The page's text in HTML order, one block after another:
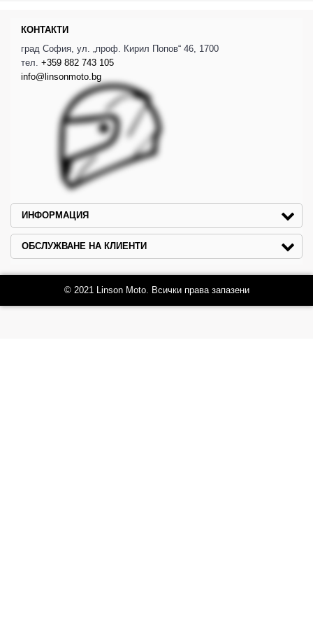
КОНТАКТИ
град София, ул. „проф. Кирил Попов“ 46, 1700
тел. +359 882 743 105
info@linsonmoto.bg
ИНФОРМАЦИЯ
ОБСЛУЖВАНЕ НА КЛИЕНТИ
© 2021 Linson Moto. Всички права запазени